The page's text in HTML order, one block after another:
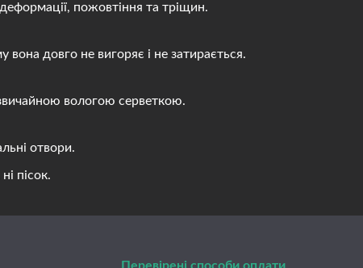
пожовтіння та тріщин.
довго не вигоряє і не затирається.
вологою серветкою.
отвори.
пісок.